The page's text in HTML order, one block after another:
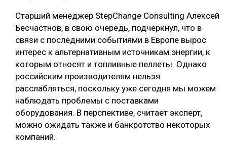
Старший менеджер StepChange Consulting Алексей
Бесчастнов, в свою очередь, подчеркнул, что в
связи с последними событиями в Европе вырос
интерес к альтернативным источникам энергии, к
которым относят и топливные пеллеты. Однако
российским производителям нельзя
расслабляться, поскольку уже сегодня мы можем
наблюдать проблемы с поставками
оборудования. В перспективе, считает эксперт,
можно ожидать также и банкротство некоторых
компаний.